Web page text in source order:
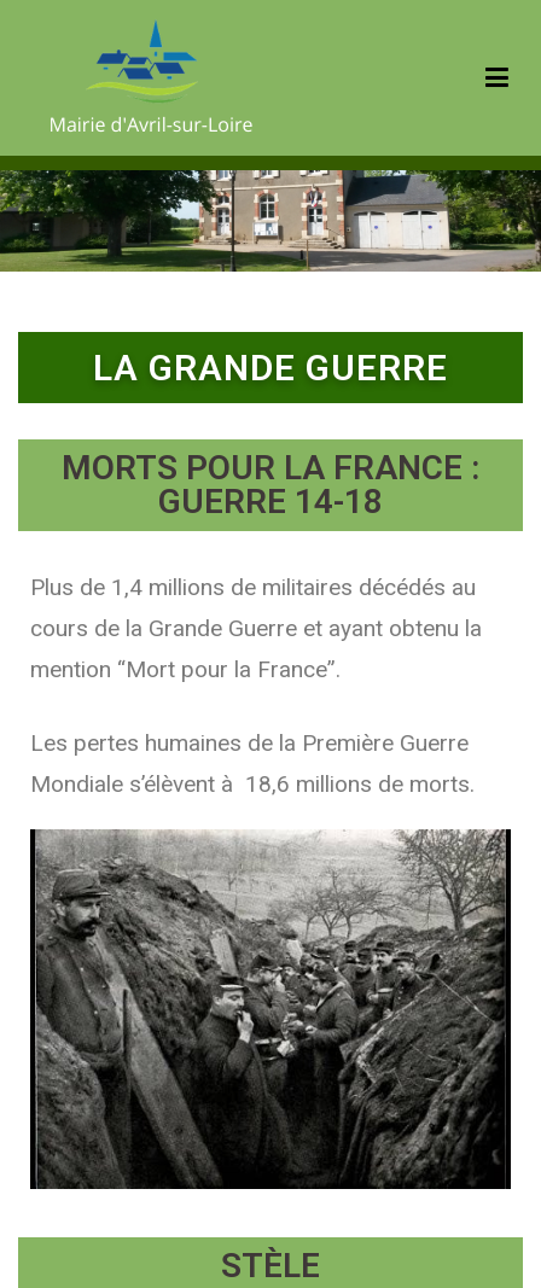
Mairie d'Avril sur Loire
LA GRANDE GUERRE
MORTS POUR LA FRANCE :
GUERRE 14-18
Plus de 1,4 millions de militaires décédés au
cours de la Grande Guerre et ayant obtenu la
mention “Mort pour la France”.
Les pertes humaines de la Première Guerre
Mondiale s’élèvent à 18,6 millions de morts.
STÈLE